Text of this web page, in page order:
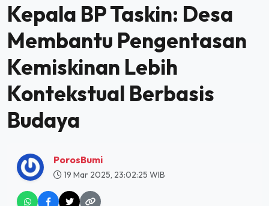
Kepala BP Taskin: Desa
Membantu Pengentasan
Kemiskinan Lebih
Kontekstual Berbasis
Budaya
PorosBumi
19 Mar 2025, 23:02:25 WIB